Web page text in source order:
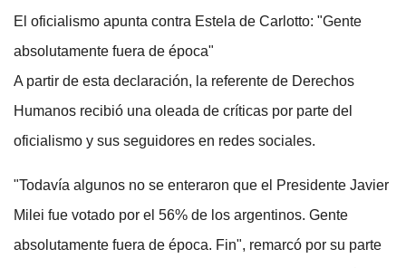
El oficialismo apunta contra Estela de Carlotto: "Gente
absolutamente fuera de época"
A partir de esta declaración, la referente de Derechos
Humanos recibió una oleada de críticas por parte del
oficialismo y sus seguidores en redes sociales.
"Todavía algunos no se enteraron que el Presidente Javier
Milei fue votado por el 56% de los argentinos. Gente
absolutamente fuera de época. Fin", remarcó por su parte